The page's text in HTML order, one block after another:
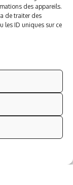
des appareils.
de traiter des
les ID uniques sur ce